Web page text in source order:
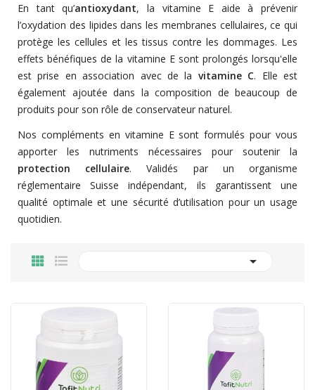
En tant qu’antioxydant, la vitamine E aide à prévenir
l’oxydation des lipides dans les membranes cellulaires, ce qui
protège les cellules et les tissus contre les dommages. Les
effets bénéfiques de la vitamine E sont prolongés lorsqu'elle
est prise en association avec de la vitamine C. Elle est
également ajoutée dans la composition de beaucoup de
produits pour son rôle de conservateur naturel.
Nos compléments en vitamine E sont formulés pour vous
apporter les nutriments nécessaires pour soutenir la
protection cellulaire. Validés par un organisme
réglementaire Suisse indépendant, ils garantissent une
qualité optimale et une sécurité d’utilisation pour un usage
quotidien.
